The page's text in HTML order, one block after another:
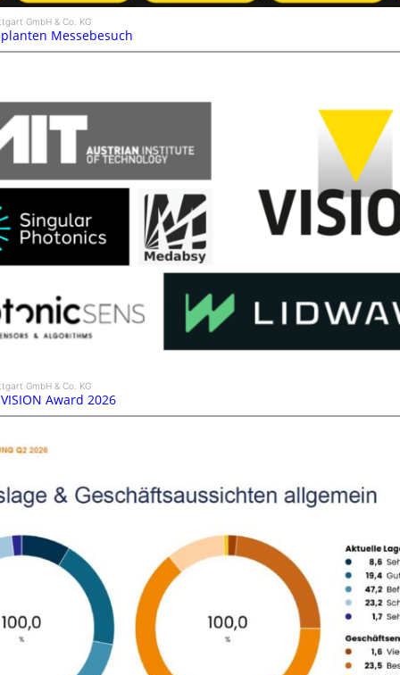
GmbH & Co. KG
Messebesuch
GmbH & Co. KG
Award 2026